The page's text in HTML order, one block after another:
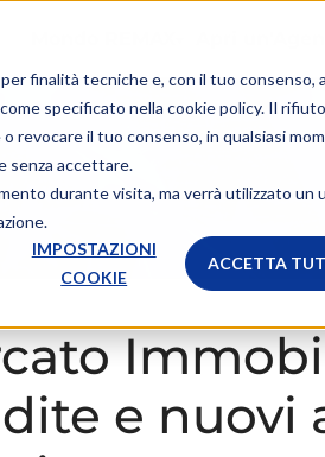
finalità tecniche e, con il tuo consenso,
specificato nella cookie policy. Il
il tuo consenso, in qualsiasi
senza accettare.
durante visita, ma verrà utilizzato un
IMPOSTAZIONI
COOKIE
ACCETTA
e nuovi